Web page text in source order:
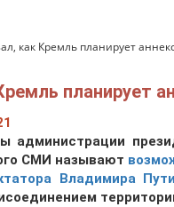
как Кремль планирует
планирует
администрации
СМИ называют
Владимира